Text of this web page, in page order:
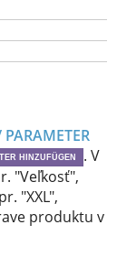
HINZUFÜGEN
. V
"Veľkosť",
"XXL",
produktu v